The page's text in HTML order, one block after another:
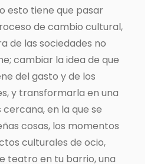
esto tiene que pasar
de cambio cultural,
de las sociedades no
cambiar la idea de que
del gasto y de los
y transformarla en una
en la que se
cosas, los momentos
culturales de ocio,
teatro en tu barrio, una